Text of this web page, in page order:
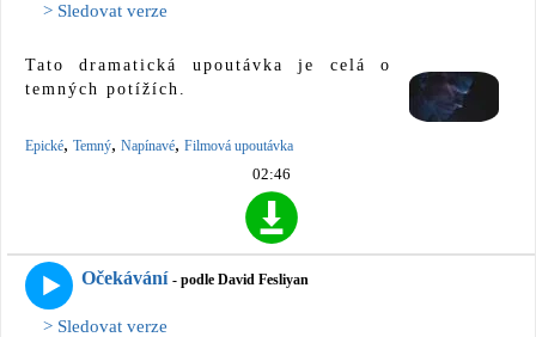
> Sledovat verze
Tato dramatická upoutávka je celá o
temných potížích.
Epické, Temný, Napínavé, Filmová upoutávka
02:46
Očekávání - podle David Fesliyan
> Sledovat verze